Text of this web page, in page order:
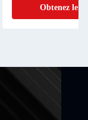
Obtenez le